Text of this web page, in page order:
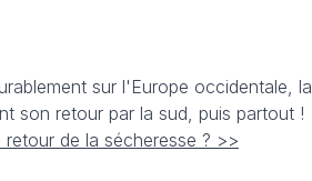
sur l'Europe occidentale, la
son retour par la sud, puis partout !
de la sécheresse ? >>